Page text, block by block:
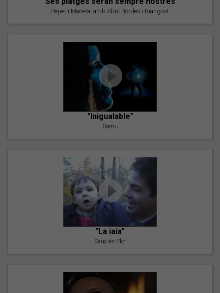
Pepet i Marieta, amb Abril Bordes i Riangost
"Inigualable"
Samu
"La iaia"
Saüc en Flor